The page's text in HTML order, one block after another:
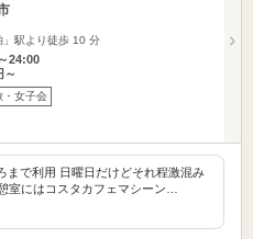
」駅より徒歩 10 分
24:00
～
・女子会
まで利用 日曜日だけどそれ程激混み
室にはコスタカフェマシーン…